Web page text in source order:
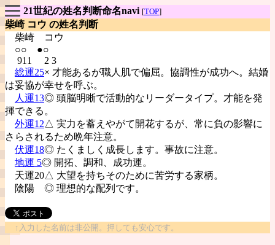
21世紀の姓名判断命名navi [TOP]
柴崎 コウ の姓名判断
柴崎
コウ
○○ ●○
911 2 3
総運25× 才能あるが職人肌で偏屈。協調性が成功へ。結婚
は妥協が幸せを呼ぶ。
人運13◎ 頭脳明晰で活動的なリーダータイプ。才能を発
揮できる。
外運12△ 実力を蓄えやがて開花するが、常に負の影響に
さらされるため晩年注意。
伏運18◎ たくましく成長します。事故に注意。
地運 5◎ 開拓、調和、成功運。
天運20△ 大望を持ちそのために苦労する家柄。
陰陽 ◎ 理想的な配列です。
↑入力した名前は非公開。押しても安心です。